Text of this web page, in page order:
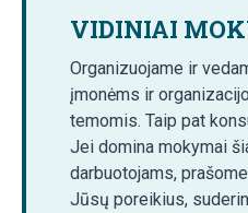
VIDINIAI
Organizuojame ir
įmonėms ir
temomis. Taip pat
Jei domina mokymai
darbuotojams,
Jūsų poreikius,